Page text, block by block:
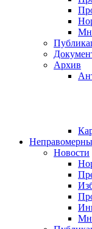
Архив
Новости